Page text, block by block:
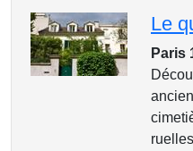
Paris